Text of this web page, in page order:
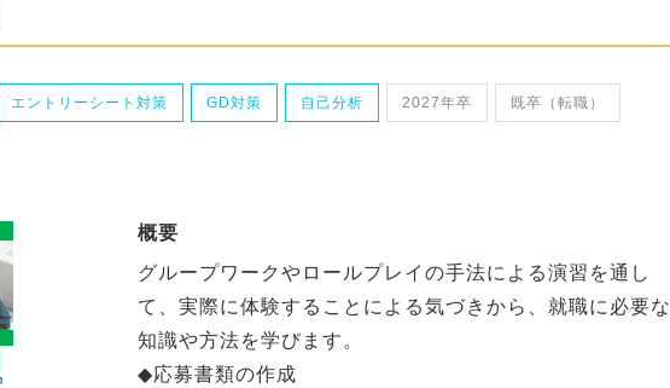
エントリーシート対策 GD対策 自己分析 2027年卒 既卒（転職）
概要
グループワークやロールプレイの手法による演習を通し
て、実際に体験することによる気づきから、就職に必要な
知識や方法を学びます。
◆応募書類の作成